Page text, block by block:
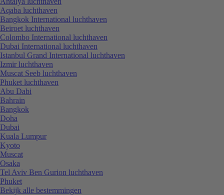
Aqaba luchthaven
Bangkok International luchthaven
Beiroet luchthaven
Colombo International luchthaven
Dubai International luchthaven
Istanbul Grand International luchthaven
Izmir luchthaven
Muscat Seeb luchthaven
Phuket luchthaven
Abu Dabi
Bahrain
Bangkok
Doha
Dubai
Kuala Lumpur
Kyoto
Muscat
Osaka
Tel Aviv Ben Gurion luchthaven
Phuket
Bekijk alle bestemmingen